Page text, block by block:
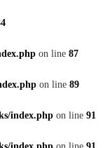
on line 87
on line 89
index.php on line 91